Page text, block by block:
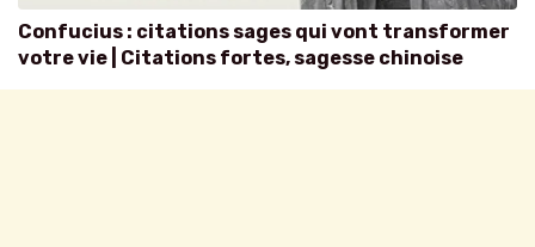
Confucius : citations sages qui vont transformer
votre vie | Citations fortes, sagesse chinoise